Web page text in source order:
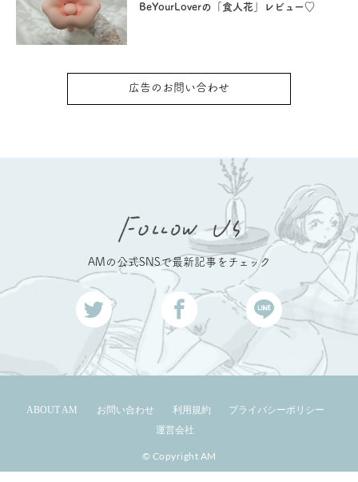
BeYourLoverの「食人花」レビュー♡
広告のお問い合わせ
AMの公式SNSで最新記事をチェック
ABOUT AM お問い合わせ 利用規約
プライバシーポリシー
運営会社
© Copyright AM